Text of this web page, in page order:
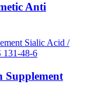
Anti
Supplement